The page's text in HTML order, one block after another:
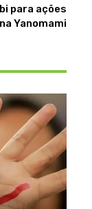
para ações
Yanomami